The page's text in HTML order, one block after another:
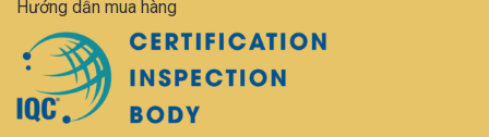
Hướng dẫn mua hàng